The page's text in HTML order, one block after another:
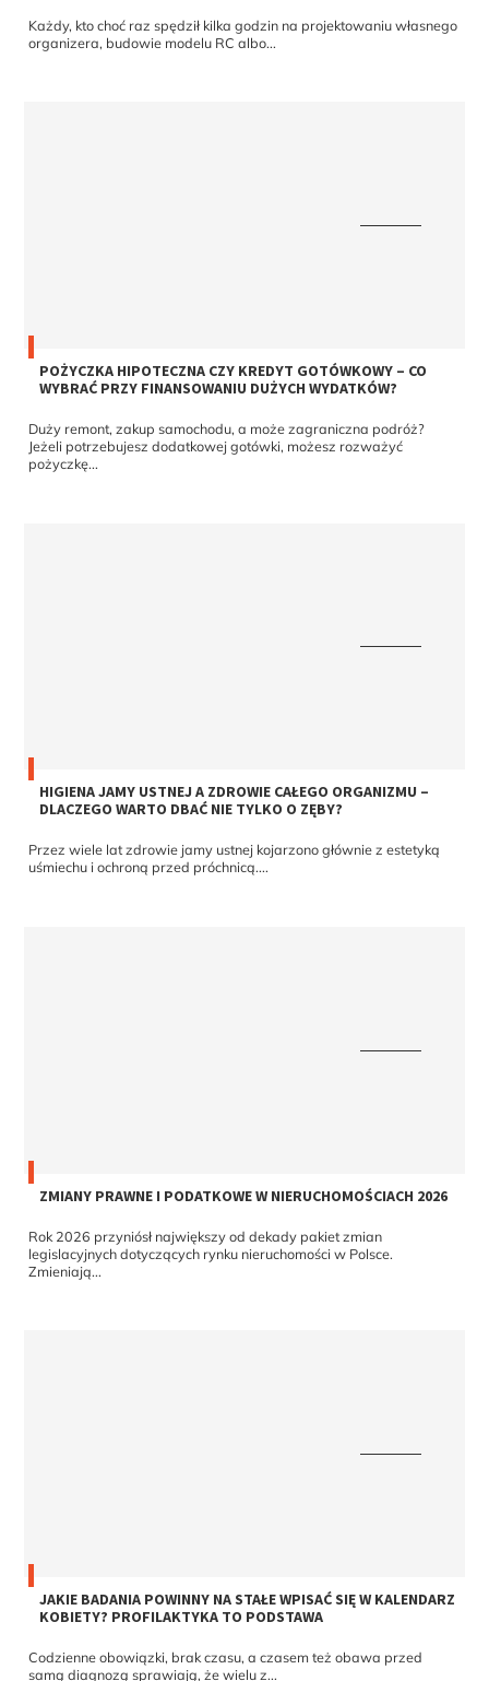
organizera, budowie modelu RC albo...
POŻYCZKA HIPOTECZNA CZY KREDYT GOTÓWKOWY – CO
WYBRAĆ PRZY FINANSOWANIU DUŻYCH WYDATKÓW?
Jeżeli potrzebujesz dodatkowej gotówki, możesz rozważyć
pożyczkę...
DLACZEGO WARTO DBAĆ NIE TYLKO O ZĘBY?
uśmiechu i ochroną przed próchnicą....
ZMIANY PRAWNE I PODATKOWE W NIERUCHOMOŚCIACH 2026
legislacyjnych dotyczących rynku nieruchomości w Polsce.
Zmieniają...
JAKIE BADANIA POWINNY NA STAŁE WPISAĆ SIĘ W KALENDARZ
KOBIETY? PROFILAKTYKA TO PODSTAWA
samą diagnozą sprawiają, że wielu z...